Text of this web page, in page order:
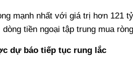
mạnh nhất với giá trị hơn 121
tiền ngoại tập trung mua
dự báo tiếp tục rung lắc